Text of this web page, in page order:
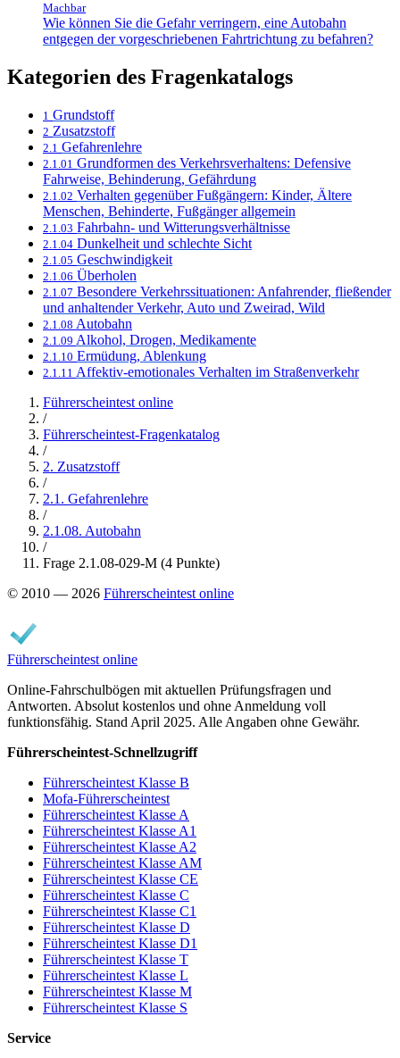
Machbar
Wie können Sie die Gefahr verringern, eine Autobahn
entgegen der vorgeschriebenen Fahrtrichtung zu befahren?
Kategorien des Fragenkatalogs
1 Grundstoff
2 Zusatzstoff
2.1 Gefahrenlehre
2.1.01 Grundformen des Verkehrsverhaltens: Defensive
Fahrweise, Behinderung, Gefährdung
2.1.02 Verhalten gegenüber Fußgängern: Kinder, Ältere
Menschen, Behinderte, Fußgänger allgemein
2.1.03 Fahrbahn- und Witterungsverhältnisse
2.1.04 Dunkelheit und schlechte Sicht
2.1.05 Geschwindigkeit
2.1.06 Überholen
2.1.07 Besondere Verkehrssituationen: Anfahrender, fließender
und anhaltender Verkehr, Auto und Zweirad, Wild
2.1.08 Autobahn
2.1.09 Alkohol, Drogen, Medikamente
2.1.10 Ermüdung, Ablenkung
2.1.11 Affektiv-emotionales Verhalten im Straßenverkehr
Führerscheintest online
/
Führerscheintest-Fragenkatalog
/
2. Zusatzstoff
/
2.1. Gefahrenlehre
/
2.1.08. Autobahn
/
Frage 2.1.08-029-M (4 Punkte)
© 2010 — 2026 Führerscheintest online
Führerscheintest online
Online-Fahrschulbögen mit aktuellen Prüfungsfragen und
Antworten. Absolut kostenlos und ohne Anmeldung voll
funktionsfähig. Stand April 2025. Alle Angaben ohne Gewähr.
Führerscheintest-Schnellzugriff
Führerscheintest Klasse B
Mofa-Führerscheintest
Führerscheintest Klasse A
Führerscheintest Klasse A1
Führerscheintest Klasse A2
Führerscheintest Klasse AM
Führerscheintest Klasse CE
Führerscheintest Klasse C
Führerscheintest Klasse C1
Führerscheintest Klasse D
Führerscheintest Klasse D1
Führerscheintest Klasse T
Führerscheintest Klasse L
Führerscheintest Klasse M
Führerscheintest Klasse S
Service